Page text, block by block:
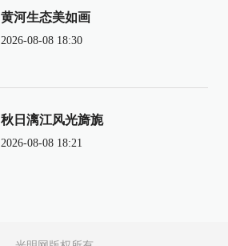
黄河生态美如画
2026-08-08 18:30
秋日漓江风光旖旎
2026-08-08 18:21